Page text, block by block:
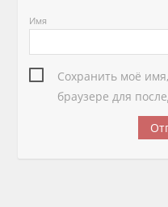
Имя
Сохранить моё
браузере для